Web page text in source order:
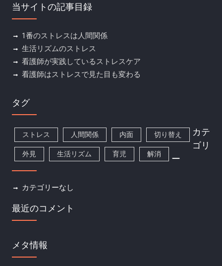
当サイトの記事目録
1番のストレスは人間関係
生活リズムのストレス
看護師が実践しているストレスケア
看護師はストレスで見た目も変わる
タグ
ストレス 人間関係 内面 切り替え
外見 生活リズム 育児 解消
カテ
ゴリ
ー
カテゴリーなし
最近のコメント
メタ情報